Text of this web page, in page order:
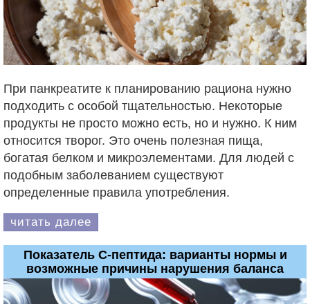
При панкреатите к планированию рациона нужно
подходить с особой тщательностью. Некоторые
продукты не просто можно есть, но и нужно. К ним
относится творог. Это очень полезная пища,
богатая белком и микроэлементами. Для людей с
подобным заболеванием существуют
определенные правила употребления.
читать далее
Показатель С-пептида: варианты нормы и
возможные причины нарушения баланса